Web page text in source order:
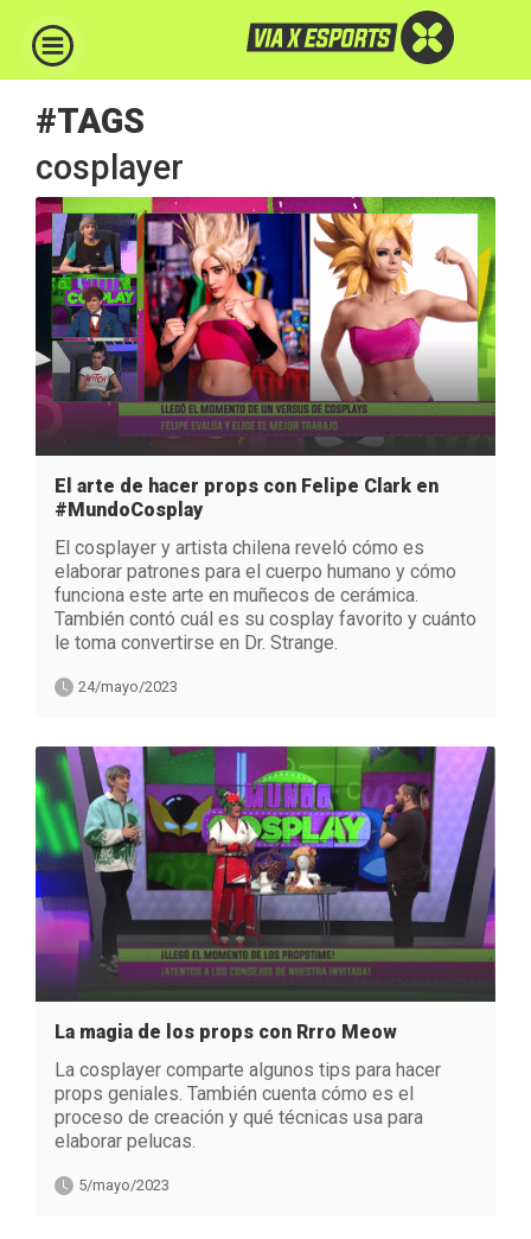
#TAGS
cosplayer
El arte de hacer props con Felipe Clark en
#MundoCosplay
El cosplayer y artista chilena reveló cómo es
elaborar patrones para el cuerpo humano y cómo
funciona este arte en muñecos de cerámica.
También contó cuál es su cosplay favorito y cuánto
le toma convertirse en Dr. Strange.
24/mayo/2023
La magia de los props con Rrro Meow
La cosplayer comparte algunos tips para hacer
props geniales. También cuenta cómo es el
proceso de creación y qué técnicas usa para
elaborar pelucas.
5/mayo/2023